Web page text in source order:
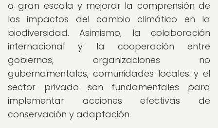
a gran escala y mejorar la comprensión de
los impactos del cambio climático en la
biodiversidad. Asimismo, la colaboración
internacional y la cooperación entre
gobiernos, organizaciones no
gubernamentales, comunidades locales y el
sector privado son fundamentales para
implementar acciones efectivas de
conservación y adaptación.